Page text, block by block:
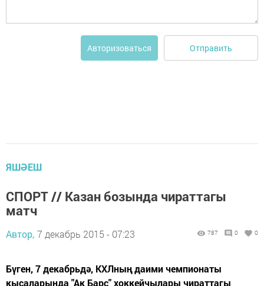
Авторизоваться Отправить
ЯШӘЕШ
СПОРТ // Казан бозында чираттагы
матч
Автор, 7 декабрь 2015 - 07:23 787 0 0
Бүген, 7 декабрьдә, КХЛның даими чемпионаты
кысаларында "Ак Барс" хоккейчылары чираттагы